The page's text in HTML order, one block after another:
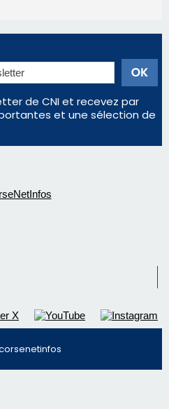
de CNI et recevez par
et une sélection de